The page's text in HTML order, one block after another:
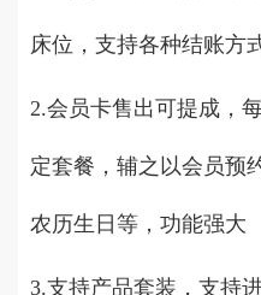
床位，支持各种结账方
2.会员卡售出可提成，
定套餐，辅之以会员预
农历生日等，功能强大
3.支持产品套装，支持